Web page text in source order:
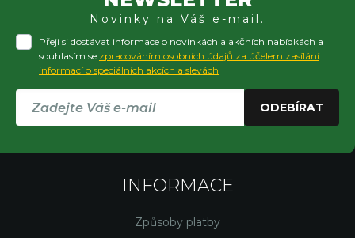
Novinky na Váš e-mail.
Přeji si dostávat informace o novinkách a akčních nabídkách a
souhlasím se zpracováním osobních údajů za účelem zasílání
informací o speciálních akcích a slevách
ODEBÍRAT
INFORMACE
Způsoby platby